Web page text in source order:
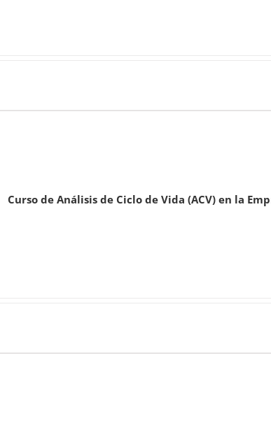
Curso de Análisis de Ciclo de Vida (ACV) en la